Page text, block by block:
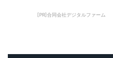
[PR]合同会社デジタルファーム